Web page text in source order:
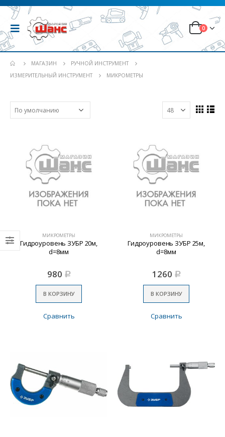
0
МАГАЗИН
РУЧНОЙ ИНСТРУМЕНТ
ИЗМЕРИТЕЛЬНЫЙ ИНСТРУМЕНТ
МИКРОМЕТРЫ
МИКРОМЕТРЫ
Гидроуровень ЗУБР 20м,
d=8мм
980 Р
В КОРЗИНУ
Сравнить
МИКРОМЕТРЫ
Гидроуровень ЗУБР 25м,
d=8мм
1260 Р
В КОРЗИНУ
Сравнить